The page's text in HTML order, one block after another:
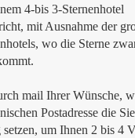
4-bis 3-Sternenhotel
mit Ausnahme der
wo die Sterne
mail Ihrer Wünsche,
Postadresse die
um Ihnen 2 bis 4